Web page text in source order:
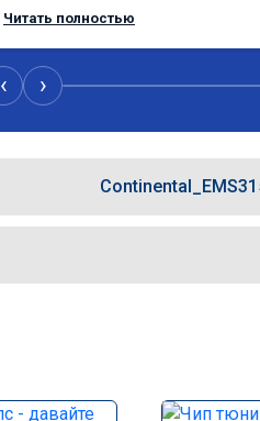
Работу выполнили за 30 минут,
Читать полностью
‹ ›